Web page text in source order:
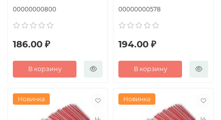
00000000800
186.00 ₽
В корзину
00000000578
194.00 ₽
В корзину
Новинка Новинка